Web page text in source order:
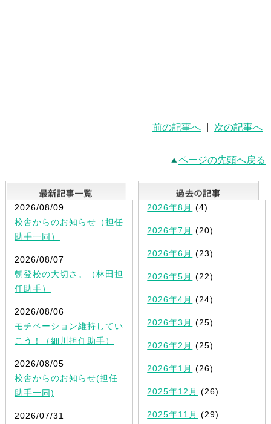
前の記事へ 次の記事へ
ページの先頭へ戻る
最新記事一覧
2026/08/09
校舎からのお知らせ（担任
助手一同）
2026/08/07
朝登校の大切さ。（林田担
任助手）
2026/08/06
モチベーション維持してい
こう！（細川担任助手）
2026/08/05
校舎からのお知らせ(担任
助手一同)
2026/07/31
2026年8月 (4)
2026年7月 (20)
2026年6月 (23)
2026年5月 (22)
2026年4月 (24)
2026年3月 (25)
2026年2月 (25)
2026年1月 (26)
2025年12月 (26)
2025年11月 (29)